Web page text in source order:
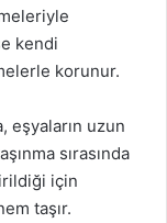
kendi
korunur.
eşyaların uzun
sırasında
için
taşır.